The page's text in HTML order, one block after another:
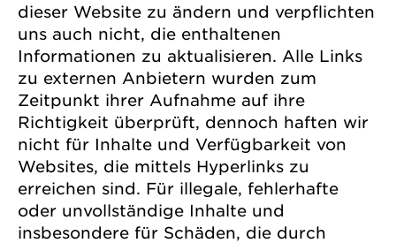
dieser Website zu ändern und verpflichten
uns auch nicht, die enthaltenen
Informationen zu aktualisieren. Alle Links
zu externen Anbietern wurden zum
Zeitpunkt ihrer Aufnahme auf ihre
Richtigkeit überprüft, dennoch haften wir
nicht für Inhalte und Verfügbarkeit von
Websites, die mittels Hyperlinks zu
erreichen sind. Für illegale, fehlerhafte
oder unvollständige Inhalte und
insbesondere für Schäden, die durch